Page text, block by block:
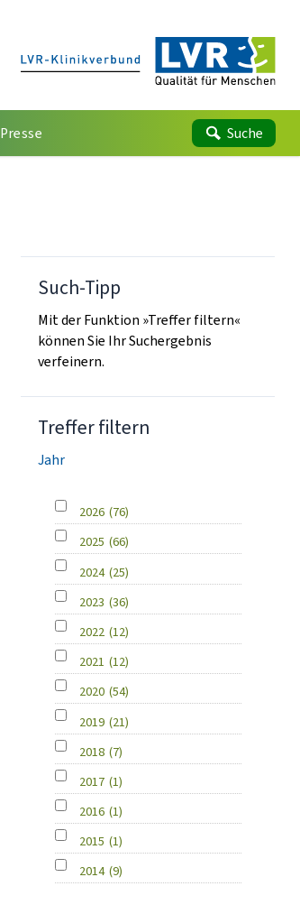
Presse Suche
Such-Tipp
Mit der Funktion »Treffer filtern«
können Sie Ihr Suchergebnis
verfeinern.
Treffer filtern
Jahr
2026 (76)
2025 (66)
2024 (25)
2023 (36)
2022 (12)
2021 (12)
2020 (54)
2019 (21)
2018 (7)
2017 (1)
2016 (1)
2015 (1)
2014 (9)